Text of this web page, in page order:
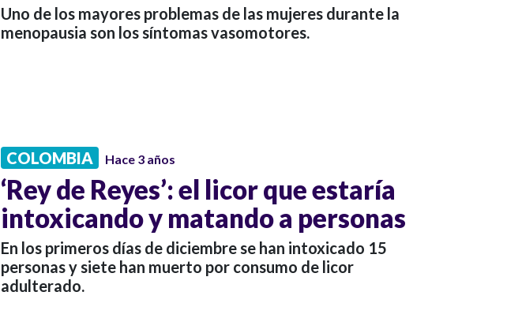
Uno de los mayores problemas de las mujeres durante la
menopausia son los síntomas vasomotores.
COLOMBIA Hace 3 años
‘Rey de Reyes’: el licor que estaría
intoxicando y matando a personas
En los primeros días de diciembre se han intoxicado 15
personas y siete han muerto por consumo de licor
adulterado.